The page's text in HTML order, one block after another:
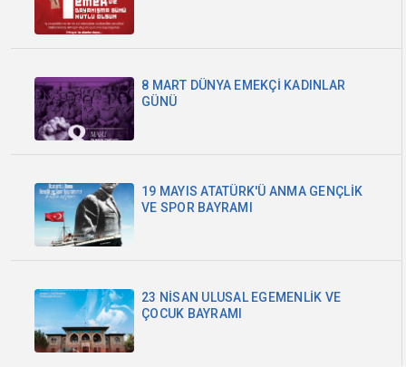
8 MART DÜNYA EMEKÇİ KADINLAR
GÜNÜ
19 MAYIS ATATÜRK'Ü ANMA GENÇLİK
VE SPOR BAYRAMI
23 NİSAN ULUSAL EGEMENLİK VE
ÇOCUK BAYRAMI